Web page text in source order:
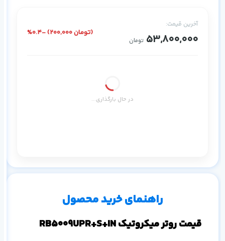
آخرین قیمت:
53,800,000 تومان
%0.4- (200,000 تومان)
در حال بارگذاری...
۳ ماه ۶ ماه
راهنمای خرید محصول
قیمت روتر میکروتیک RB5009UPR+S+IN